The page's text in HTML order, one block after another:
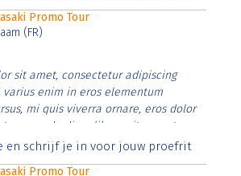
Promo Tour
(FR)
sit amet, consectetur adipiscing
varius enim in eros elementum
mi quis viverra ornare, eros dolor
commodo diam libero vitae erat.
nibh et justo cursus id rutrum lorem
en schrijf je in voor jouw proefrit
Promo Tour